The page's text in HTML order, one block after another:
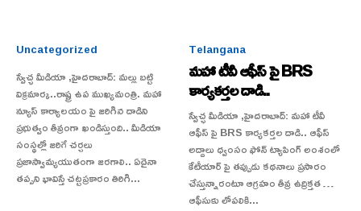
Uncategorized
స్వేచ్ఛ మీడియా ,హైదరాబాద్: మల్లు బట్టి
విక్రమార్క..రాష్ట్ర ఉప ముఖ్యమంత్రి. మహా
న్యూస్ కార్యాలయం పై జరిగిన దాడిని
ప్రభుత్వం తీవ్రంగా ఖండిస్తుంది.. మీడియా
సంస్థల్లో జరిగే చర్చలు
ప్రజాస్వామ్యయుతంగా జరగాలి.. ఏదైనా
తప్పని భావిస్తే చట్టప్రకారం తిరిగి...
Telangana
మహా టీవీ ఆఫీస్ పై BRS
కార్యకర్తల దాడి..
స్వేచ్ఛ మీడియా ,హైదరాబాద్: మహా టీవీ
ఆఫీస్ పై BRS కార్యకర్తల దాడి.. ఆఫీస్
అద్దాలు ధ్వంసం ఫోన్ ట్యాపింగ్ అంశంలో
కేటీయార్ పై తప్పుడు కథనాలు ప్రసారం
చేస్తున్నారంటూ ఆగ్రహం తీవ్ర ఉద్రిక్తత …
ఆఫీసుకు లోపలికి...